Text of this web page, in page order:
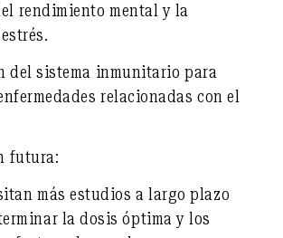
rendimiento mentaly la
del sistema inmunitario para
relacionadas con el
futura:
más estudios a largo plazo
la dosis óptima y los